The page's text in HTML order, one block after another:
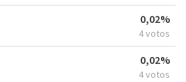
0,02%
4 votos
0,02%
4 votos